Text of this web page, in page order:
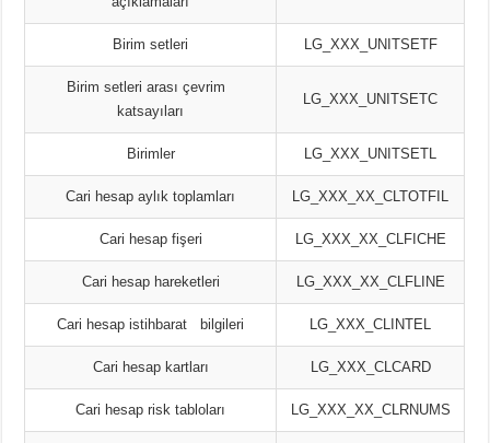
Birim setleri LG_XXX_UNITSETF
Birim setleri arası çevrim
katsayıları
LG_XXX_UNITSETC
Birimler LG_XXX_UNITSETL
Cari hesap aylık toplamları LG_XXX_XX_CLTOTFIL
Cari hesap fişeri LG_XXX_XX_CLFICHE
Cari hesap hareketleri LG_XXX_XX_CLFLINE
Cari hesap istihbarat bilgileri LG_XXX_CLINTEL
Cari hesap kartları LG_XXX_CLCARD
Cari hesap risk tabloları LG_XXX_XX_CLRNUMS